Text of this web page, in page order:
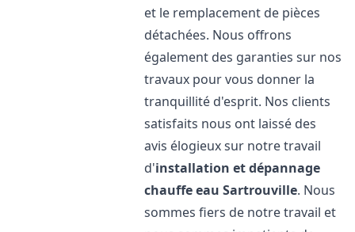
et le remplacement de pièces
détachées. Nous offrons
également des garanties sur nos
travaux pour vous donner la
tranquillité d'esprit. Nos clients
satisfaits nous ont laissé des
avis élogieux sur notre travail
d'installation et dépannage
chauffe eau Sartrouville. Nous
sommes fiers de notre travail et